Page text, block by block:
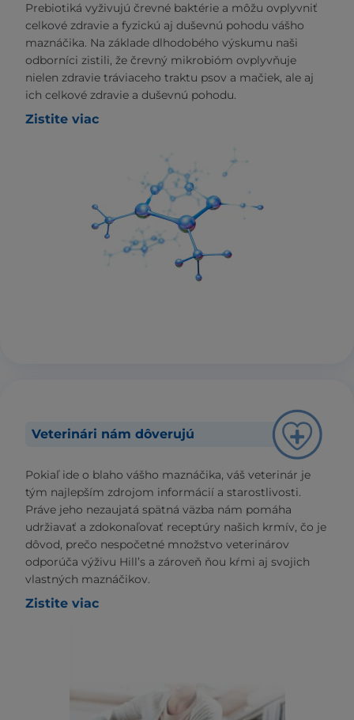
Prebiotiká vyživujú črevné baktérie a môžu ovplyvniť
celkové zdravie a fyzickú aj duševnú pohodu vášho
maznáčika. Na základe dlhodobého výskumu naši
odborníci zistili, že črevný mikrobióm ovplyvňuje
nielen zdravie tráviaceho traktu psov a mačiek, ale aj
ich celkové zdravie a duševnú pohodu.
Zistite viac
Veterinári nám dôverujú
Pokiaľ ide o blaho vášho maznáčika, váš veterinár je
tým najlepším zdrojom informácií a starostlivosti.
Práve jeho nezaujatá spätná väzba nám pomáha
udržiavať a zdokonaľovať receptúry našich krmív, čo je
dôvod, prečo nespočetné množstvo veterinárov
odporúča výživu Hill’s a zároveň ňou kŕmi aj svojich
vlastných maznáčikov.
Zistite viac